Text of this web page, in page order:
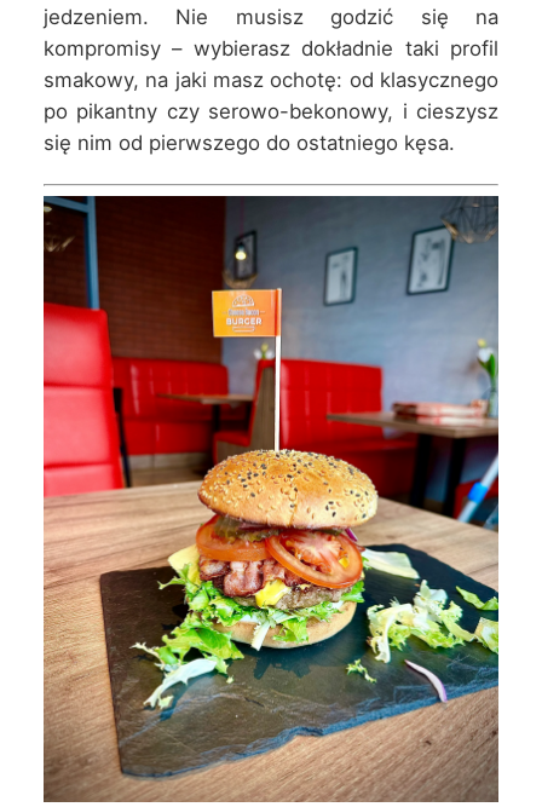
jedzeniem. Nie musisz godzić się na
kompromisy – wybierasz dokładnie taki profil
smakowy, na jaki masz ochotę: od klasycznego
po pikantny czy serowo-bekonowy, i cieszysz
się nim od pierwszego do ostatniego kęsa.